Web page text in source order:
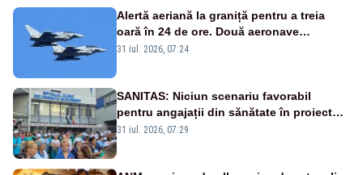
Alertă aeriană la graniță pentru a treia
oară în 24 de ore. Două aeronave
Eurofighter britanice au fost ridicate de la
31 iul. 2026, 07:24
SANITAS: Niciun scenariu favorabil
pentru angajații din sănătate în proiectul
Legii salarizării
31 iul. 2026, 07:29